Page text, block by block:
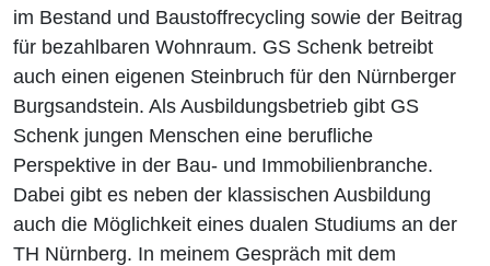
im Bestand und Baustoffrecycling sowie der Beitrag
für bezahlbaren Wohnraum. GS Schenk betreibt
auch einen eigenen Steinbruch für den Nürnberger
Burgsandstein. Als Ausbildungsbetrieb gibt GS
Schenk jungen Menschen eine berufliche
Perspektive in der Bau- und Immobilienbranche.
Dabei gibt es neben der klassischen Ausbildung
auch die Möglichkeit eines dualen Studiums an der
TH Nürnberg. In meinem Gespräch mit dem